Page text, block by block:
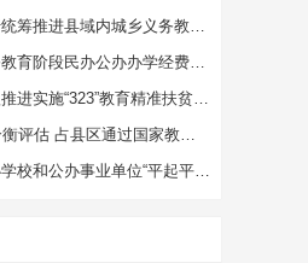
国务院关于统筹推进县域内城乡义务教育一体化改革发展的若干意见
青岛：义务教育阶段民办公办办学经费一视同仁
山东：深入推进实施“323”教育精准扶贫工程
陕西：70个衡评估 占县区通过国家教育均比65.4%
宁波：民办学校和公办事业单位“平起平坐”